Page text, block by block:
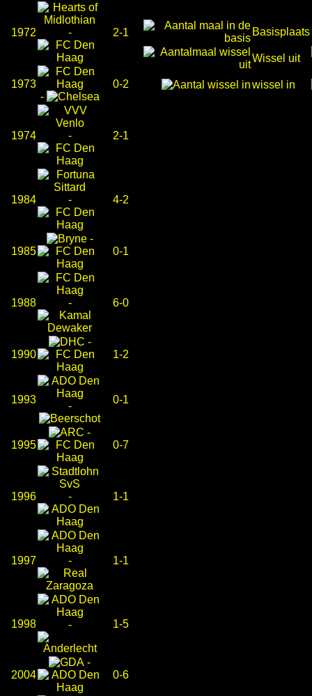
1972 - 2-1
1973
-
0-2
1974 - 2-1
1984 - 4-2
1985
-
0-1
1988 - 6-0
1990
-
1-2
1993
-
0-1
1995
-
0-7
1996 - 1-1
1997 - 1-1
1998 - 1-5
2004
-
0-6
Basisplaats
Wissel uit
wissel in